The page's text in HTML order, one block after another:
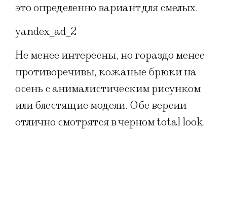
это определенно вариант для смелых.
yandex_ad_2
Не менее интересны, но гораздо менее
противоречивы, кожаные брюки на
осень с анималистическим рисунком
или блестящие модели. Обе версии
отлично смотрятся в черном total look.